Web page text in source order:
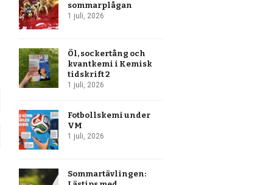
sommarplågan
1 juli, 2026
Öl, sockertång och
kvantkemi i Kemisk
tidskrift 2
1 juli, 2026
Fotbollskemi under
VM
1 juli, 2026
Sommartävlingen: